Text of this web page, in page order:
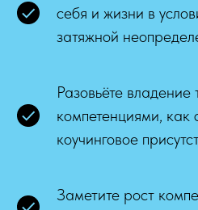
себя и жизни в
затяжной
Разовьёте
компетенциями, как
коучинговое
Заметите рост